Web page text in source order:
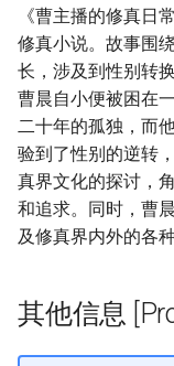
《曹主播的修真日
修真小说。故事围
长，涉及到性别转
曹晨自小便被困在
二十年的孤独，而
验到了性别的逆转
真界文化的探讨，
和追求。同时，曹
及修真界内外的各
其他信息